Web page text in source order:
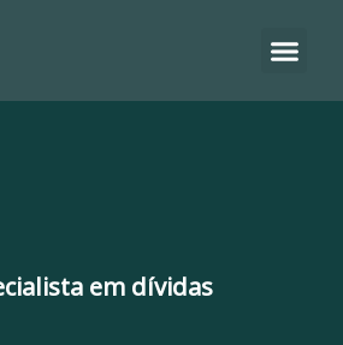
em dívidas